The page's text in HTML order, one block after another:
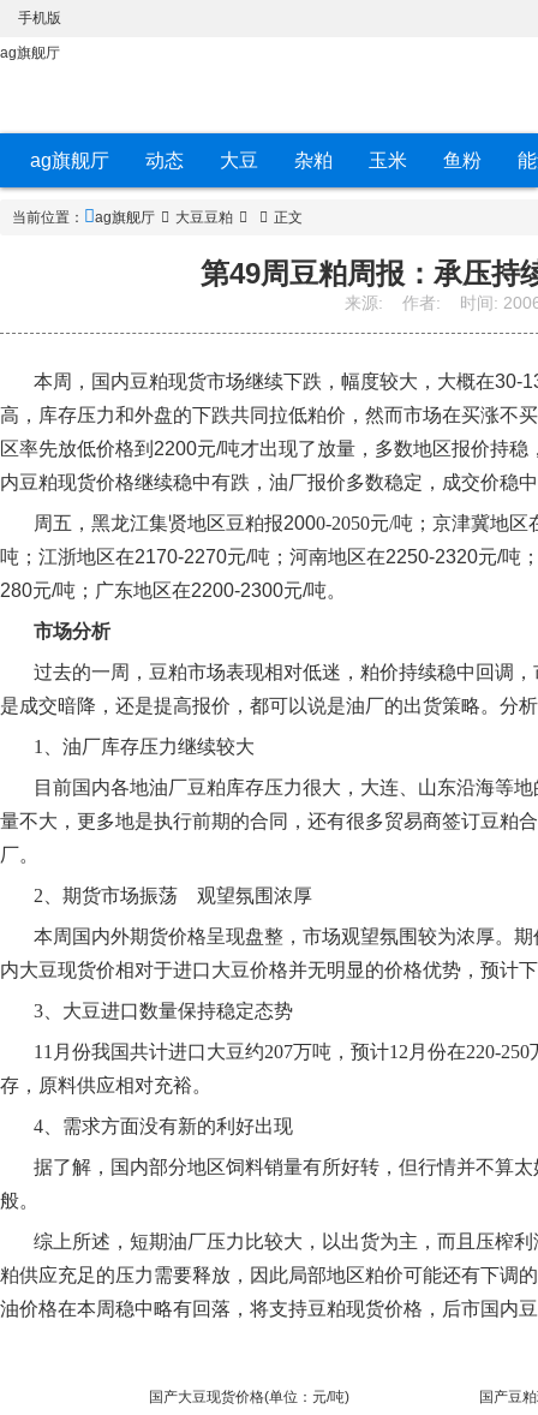
手机版
ag旗舰厅
ag旗舰厅 动态 大豆 杂粕 玉米 鱼粉
当前位置： ag旗舰厅 大豆豆粕 正文
第49周豆粕周报：承压持
来源: 作者: 时间:
本周，国内豆粕现货市场继续下跌，幅度较大，大概在30-
高，库存压力和外盘的下跌共同拉低粕价，然而市场在买涨不
区率先放低价格到2200元/吨才出现了放量，多数地区报价持
内豆粕现货价格继续稳中有跌，油厂报价多数稳定，成交价稳
周五，黑龙江集贤地区豆粕报2000-2050元/吨 ； 京津冀地区
吨；江浙地区在2170-2270元/吨； 河南地区在2250-2320元/吨
280元/吨；广东地区在2200-2300元/吨。
市场分析
过去的一周，豆粕市场表现相对低迷，粕价持续稳中回调
是成交暗降，还是提高报价，都可以说是油厂的出货策略。分
1、油厂库存压力继续较大
目前国内各地油厂豆粕库存压力很大，大连、山东沿海等
量不大，更多地是执行前期的合同，还有很多贸易商签订豆粕
厂。
2、期货市场振荡 观望氛围浓厚
本周国内外期货价格呈现盘整，市场观望氛围较为浓厚。
内大豆现货价相对于进口大豆价格并无明显的价格优势，预计
3、大豆进口数量保持稳定态势
11月份我国共计进口大豆约207万吨，预计12月份在220-
存，原料供应相对充裕。
4、需求方面没有新的利好出现
据了解，国内部分地区饲料销量有所好转，但行情并不算
般。
综上所述，短期油厂压力比较大，以出货为主，而且压榨
粕供应充足的压力需要释放，因此局部地区粕价可能还有下调
油价格在本周稳中略有回落，将支持豆粕现货价格，后市国内
国产大豆现货价格(单位：元/吨) 国产豆